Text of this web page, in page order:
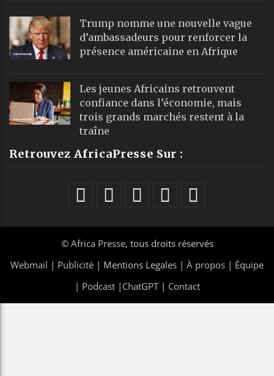
Trump nomme une nouvelle vague
d’ambassadeurs pour renforcer la
présence américaine en Afrique
Les jeunes Africains retrouvent
confiance dans l’économie, mais
trois grands marchés restent à la
traîne
Retrouvez AfricaPresse Sur :
© Africa Presse, tous droits réservés
Webmail | Publicité | Mentions Legales | À propos | Équipe
| Podcast| ChatGPT| Contact